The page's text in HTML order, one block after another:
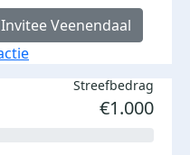
Veenendaal
Streefbedrag
€1.000